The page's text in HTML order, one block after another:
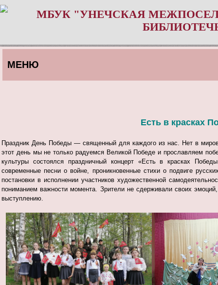
МБУК "УНЕЧСКАЯ
МЕНЮ
Есть в красках
Праздник День Победы — священный для каждого из нас. Нет в
этот день мы не только радуемся Великой Победе и прославляем
культуры состоялся праздничный концерт «Есть в красках
современные песни о войне, проникновенные стихи о подвиге
постановки в исполнении участников художественной
пониманием важности момента. Зрители не сдерживали своих
выступлению.